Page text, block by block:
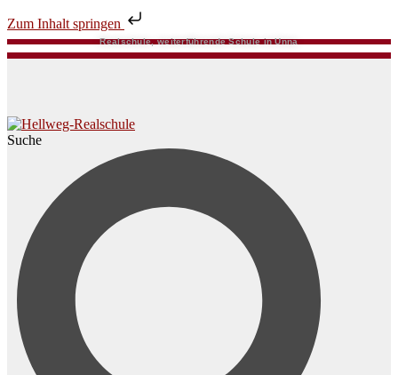
Zum Inhalt springen
Realschule, weiterführende Schule in Unna
Suche